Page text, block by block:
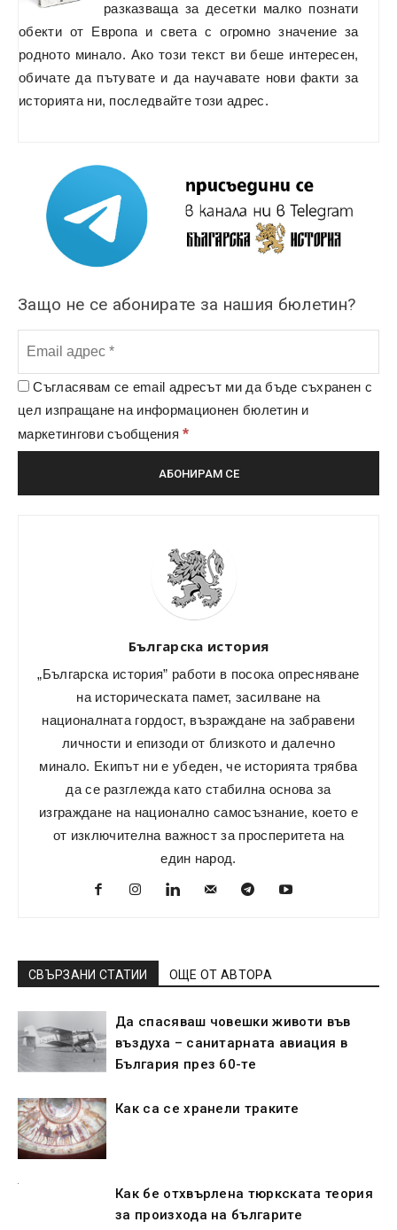
разказваща за десетки малко познати
обекти от Европа и света с огромно значение за
родното минало. Ако този текст ви беше интересен,
обичате да пътувате и да научавате нови факти за
историята ни, последвайте този адрес.
Защо не се абонирате за нашия бюлетин?
Съгласявам се email адресът ми да бъде съхранен с
цел изпращане на информационен бюлетин и
маркетингови съобщения*
Българска история
„Българска история” работи в посока опресняване
на историческата памет, засилване на
националната гордост, възраждане на забравени
личности и епизоди от близкото и далечно
минало. Екипът ни е убеден, че историята трябва
да се разглежда като стабилна основа за
изграждане на национално самосъзнание, което е
от изключителна важност за просперитета на
един народ.
СВЪРЗАНИ СТАТИИ ОЩЕ ОТ АВТОРА
Да спасяваш човешки животи във
въздуха – санитарната авиация в
България през 60-те
Как са се хранeли траките
Как бе отхвърлена тюркската теория
за произхода на българите